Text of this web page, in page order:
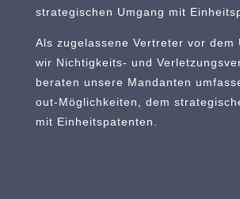
strategischen Umgang mit
Als zugelassene Vertreter vor dem
wir Nichtigkeits- und
beraten unsere Mandanten
out-Möglichkeiten, dem
mit Einheitspatenten.